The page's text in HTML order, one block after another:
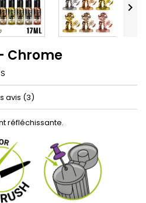

Chrome
avis (3)
réfléchissante.